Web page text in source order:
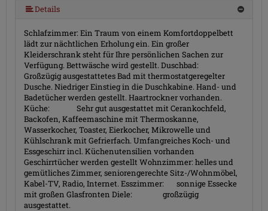
mehr (10 ) »
mehr (10 ) »
mehr (10 ) »
mehr (10 ) »
mehr (10 ) »
mehr (10 ) »
Details
Schlafzimmer: Ein Traum von einem Komfortdoppelbett
lädt zur nächtlichen Erholung ein. Ein großer
Kleiderschrank steht für Ihre persönlichen Sachen zur
Verfügung. Bettwäsche wird gestellt. Duschbad:
Großzügig ausgestattetes Bad mit thermostatgeregelter
Dusche. Niedriger Einstieg in die Duschkabine. Hand- und
Badetücher werden gestellt. Haartrockner vorhanden.
Küche: Sehr gut ausgestattet mit Cerankochfeld,
Backofen, Kaffeemaschine mit Thermoskanne,
Wasserkocher, Toaster, Eierkocher, Mikrowelle und
Kühlschrank mit Gefrierfach. Umfangreiches Koch- und
Essgeschirr incl. Küchenutensilien vorhanden
Geschirrtücher werden gestellt Wohnzimmer: helles und
gemütliches Zimmer, seniorengerechte Sitz-/Wohnmöbel,
Kabel-TV, Radio, Internet. Esszimmer: sonnige Essecke
mit großen Glasfronten Diele: großzügig
ausgestattet.